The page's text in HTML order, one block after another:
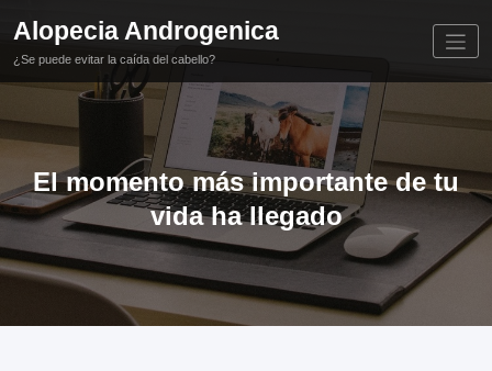
contenido
Alopecia Androgenica
¿Se puede evitar la caída del cabello?
El momento más importante de tu
vida ha llegado